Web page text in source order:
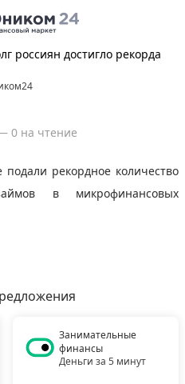
0 на чтение
рекордное количество
в микрофинансовых
Занимательные
финансы
Деньги за 5 минут